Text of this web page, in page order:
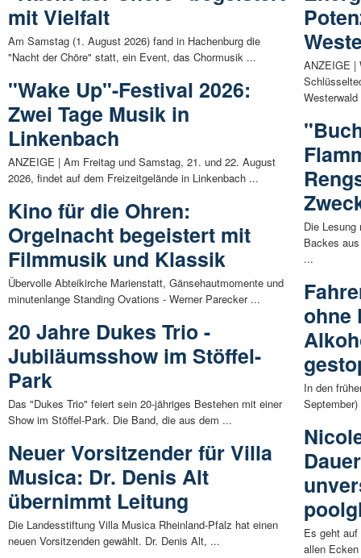
mit Vielfalt
Am Samstag (1. August 2026) fand in Hachenburg die
"Nacht der Chöre" statt, ein Event, das Chormusik ...
"Wake Up"-Festival 2026:
Zwei Tage Musik in
Linkenbach
ANZEIGE | Am Freitag und Samstag, 21. und 22. August
2026, findet auf dem Freizeitgelände in Linkenbach ...
Kino für die Ohren:
Orgelnacht begeistert mit
Filmmusik und Klassik
Übervolle Abteikirche Marienstatt, Gänsehautmomente und
minutenlange Standing Ovations - Werner Parecker ...
20 Jahre Dukes Trio -
Jubiläumsshow im Stöffel-
Park
Das "Dukes Trio" feiert sein 20-jähriges Bestehen mit einer
Show im Stöffel-Park. Die Band, die aus dem ...
Neuer Vorsitzender für Villa
Musica: Dr. Denis Alt
übernimmt Leitung
Die Landesstiftung Villa Musica Rheinland-Pfalz hat einen
neuen Vorsitzenden gewählt. Dr. Denis Alt, ...
ANZEIGE |
Die
Backes
...
ohne
In den
Es geht
allen